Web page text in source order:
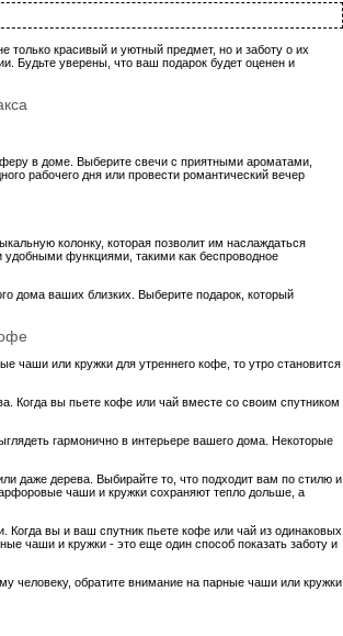
только красивый и уютный предмет, но и заботу о их
Будьте уверены, что ваш подарок будет оценен и
в доме. Выберите свечи с приятными ароматами,
рабочего дня или провести романтический вечер
колонку, которая позволит им наслаждаться
функциями, такими как беспроводное
дома ваших близких. Выберите подарок, который
чаши или кружки для утреннего кофе, то утро становится
Когда вы пьете кофе или чай вместе со своим спутником
гармонично в интерьере вашего дома. Некоторые
даже дерева. Выбирайте то, что подходит вам по стилю и
чаши и кружки сохраняют тепло дольше, а
вы и ваш спутник пьете кофе или чай из одинаковых
чаши и кружки - это еще один способ показать заботу и
человеку, обратите внимание на парные чаши или кружки